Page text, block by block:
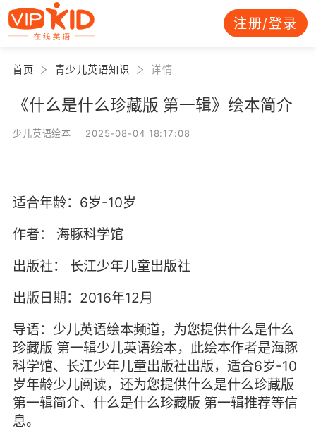
注册/登录
首页 青少儿英语知识 详情
《什么是什么珍藏版 第一辑》绘本简介
少儿英语绘本 2025-08-04 18:17:08
适合年龄：6岁-10岁
作者：
海豚科学馆
出版社：
长江少年儿童出版社
出版日期：2016年12月
导语：少儿英语绘本频道，为您提供什么是什么
珍藏版 第一辑少儿英语绘本，此绘本作者是海豚
科学馆、长江少年儿童出版社出版，适合6岁-10
岁年龄少儿阅读，还为您提供什么是什么珍藏版
第一辑简介、什么是什么珍藏版 第一辑推荐等信
息。